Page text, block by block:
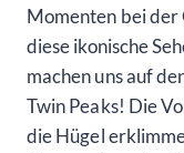
Momenten bei der
diese ikonische
machen uns auf
Twin Peaks! Die
die Hügel